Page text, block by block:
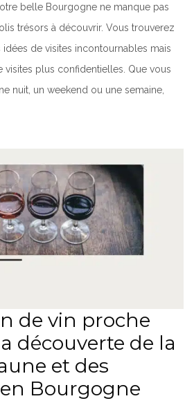
belle Bourgogne ne manque pas
trésors à découvrir. Vous trouverez
de visites incontournables mais
visites plus confidentielles. Que vous
nuit, un weekend ou une semaine,
de vin proche
découverte de la
et des
Bourgogne